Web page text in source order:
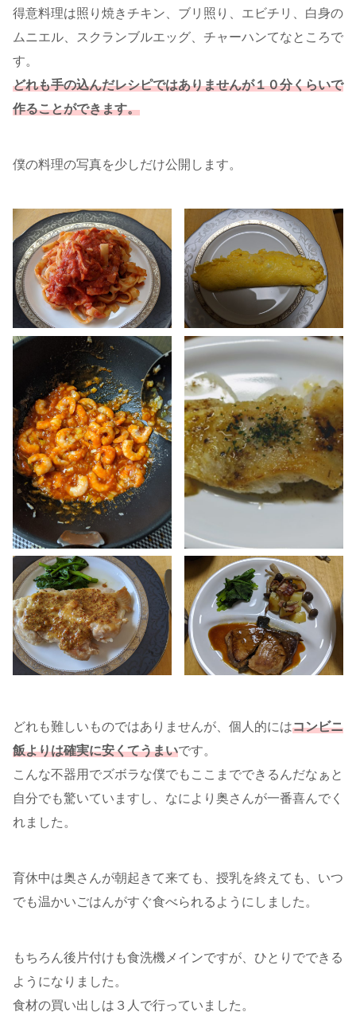
得意料理は照り焼きチキン、ブリ照り、エビチリ、白身の
ムニエル、スクランブルエッグ、チャーハンてなところで
す。
どれも手の込んだレシピではありませんが１０分くらいで
作ることができます。
僕の料理の写真を少しだけ公開します。
どれも難しいものではありませんが、個人的にはコンビニ
飯よりは確実に安くてうまいです。
こんな不器用でズボラな僕でもここまでできるんだなぁと
自分でも驚いていますし、なにより奥さんが一番喜んでく
れました。
育休中は奥さんが朝起きて来ても、授乳を終えても、いつ
でも温かいごはんがすぐ食べられるようにしました。
もちろん後片付けも食洗機メインですが、ひとりでできる
ようになりました。
食材の買い出しは３人で行っていました。